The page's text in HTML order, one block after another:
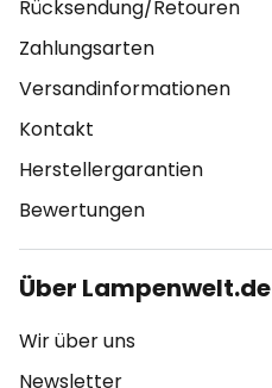
Rücksendung/Retouren
Zahlungsarten
Versandinformationen
Kontakt
Herstellergarantien
Bewertungen
Über Lampenwelt.de
Wir über uns
Newsletter